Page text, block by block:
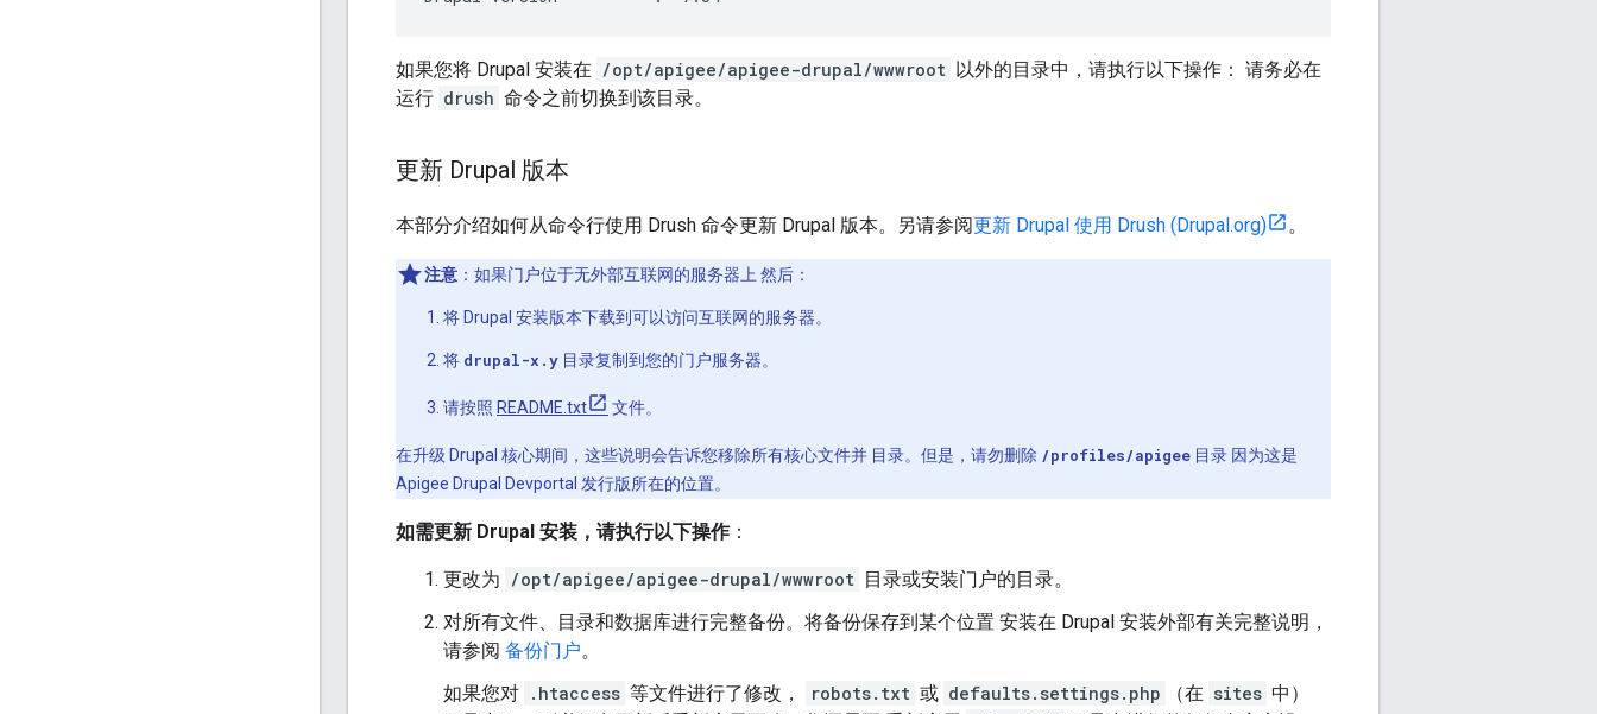
如果您将 Drupal 安装在 /opt/apigee/apigee-drupal/wwwroot 以外的目录中，请执行以下操作： 请务必在
运行 drush 命令之前切换到该目录。
更新 Drupal 版本
本部分介绍如何从命令行使用 Drush 命令更新 Drupal 版本。另请参阅更新 Drupal 使用 Drush (Drupal.org) 。
注意 ：如果门户位于无外部互联网的服务器上 然后：
将 Drupal 安装版本下载到可以访问互联网的服务器。
将 drupal-x.y 目录复制到您的门户服务器。
请按照 README.txt 文件。
在升级 Drupal 核心期间，这些说明会告诉您移除所有核心文件并 目录。但是，请勿删除 /profiles/apigee 目录 因为这是
Apigee Drupal Devportal 发行版所在的位置。
如需更新 Drupal 安装，请执行以下操作：
更改为 /opt/apigee/apigee-drupal/wwwroot 目录或安装门户的目录。
对所有文件、目录和数据库进行完整备份。将备份保存到某个位置 安装在 Drupal 安装外部有关完整说明，
请参阅 备份门户。
如果您对 .htaccess 等文件进行了修改， robots.txt 或 defaults.settings.php （在 sites 中）